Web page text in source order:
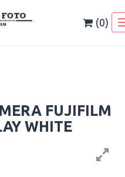
(0)
FUJIFILM
WHITE